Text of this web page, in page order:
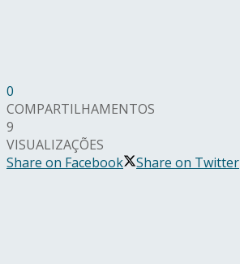
0
COMPARTILHAMENTOS
9
VISUALIZAÇÕES
Share on Facebook
Share on Twitter